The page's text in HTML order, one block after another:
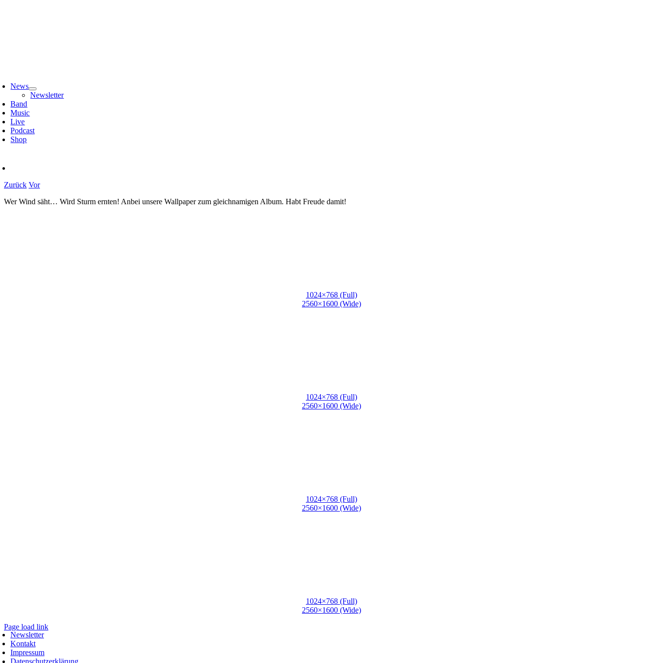
News
Newsletter
Band
Music
Live
Podcast
Shop
Zurück Vor
Wer Wind säht… Wird Sturm ernten! Anbei unsere Wallpaper zum gleichnamigen Album. Habt Freude damit!
1024×768 (Full)
2560×1600 (Wide)
1024×768 (Full)
2560×1600 (Wide)
1024×768 (Full)
2560×1600 (Wide)
1024×768 (Full)
2560×1600 (Wide)
Newsletter
Kontakt
Impressum
Datenschutzerklärung
Page load link
Nach
oben